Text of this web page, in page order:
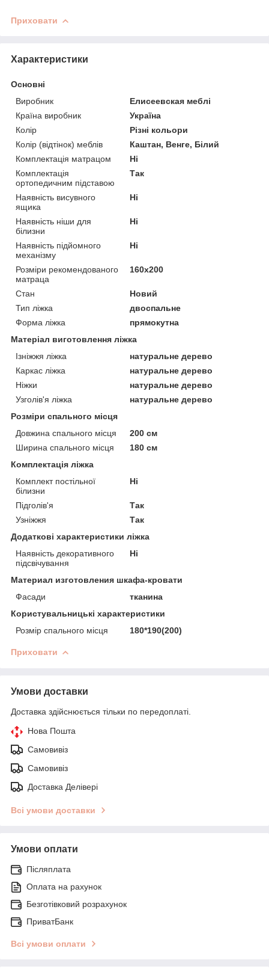
Приховати
Характеристики
Основні
Виробник
Елисеевская меблі
Країна виробник
Україна
Колір
Різні кольори
Колір (відтінок) меблів
Каштан, Венге, Білий
Комплектація матрацом
Ні
Комплектація
ортопедичним підставою
Так
Наявність висувного
ящика
Ні
Наявність ніши для
білизни
Ні
Наявність підйомного
механізму
Ні
Розміри рекомендованого
матраца
160х200
Стан
Новий
Тип ліжка
двоспальне
Форма ліжка
прямокутна
Матеріал виготовлення ліжка
Ізніжжя ліжка
натуральне дерево
Каркас ліжка
натуральне дерево
Ніжки
натуральне дерево
Узголів'я ліжка
натуральне дерево
Розміри спального місця
Довжина спального місця
200 см
Ширина спального місця
180 см
Комплектація ліжка
Комплект постільної
білизни
Ні
Підголів'я
Так
Узніжжя
Так
Додаткові характеристики ліжка
Наявність декоративного
підсвічування
Ні
Материал изготовления шкафа-кровати
Фасади
тканина
Користувальницькі характеристики
Розмір спального місця
180*190(200)
Приховати
Умови доставки
Доставка здійснюється тільки по передоплаті.
Нова Пошта
Самовивіз
Самовивіз
Доставка Делівері
Всі умови доставки
Умови оплати
Післяплата
Оплата на рахунок
Безготівковий розрахунок
ПриватБанк
Всі умови оплати